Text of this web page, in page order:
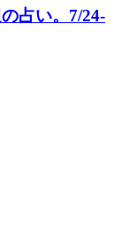
占い。7/24-